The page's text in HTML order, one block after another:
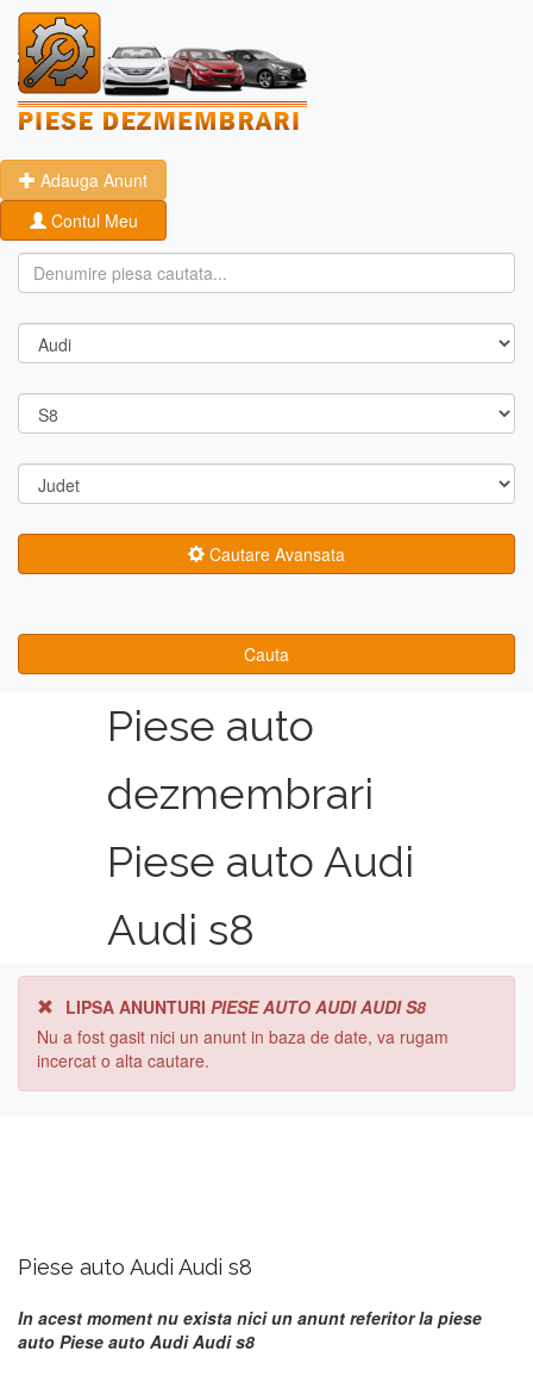
Adauga Anunt
Contul Meu
Cautare Avansata
Cauta
Piese auto
dezmembrari
Piese auto Audi
Audi s8
LIPSA ANUNTURI PIESE AUTO AUDI AUDI S8
Nu a fost gasit nici un anunt in baza de date, va rugam
incercat o alta cautare.
Piese auto Audi Audi s8
In acest moment nu exista nici un anunt referitor la piese
auto Piese auto Audi Audi s8